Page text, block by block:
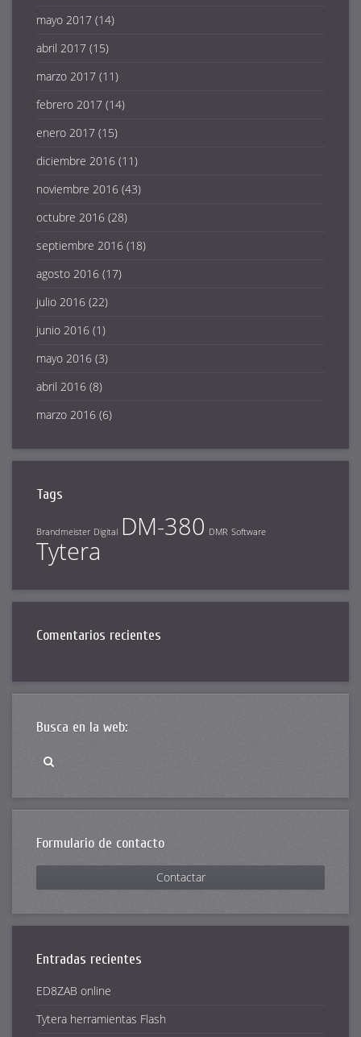
mayo 2017 (14)
abril 2017 (15)
marzo 2017 (11)
febrero 2017 (14)
enero 2017 (15)
diciembre 2016 (11)
noviembre 2016 (43)
octubre 2016 (28)
septiembre 2016 (18)
agosto 2016 (17)
julio 2016 (22)
junio 2016 (1)
mayo 2016 (3)
abril 2016 (8)
marzo 2016 (6)
Tags
Brandmeister Digital DM-380 DMR Software
Tytera
Comentarios recientes
Busca en la web:
Formulario de contacto
Contactar
Entradas recientes
ED8ZAB online
Tytera herramientas Flash